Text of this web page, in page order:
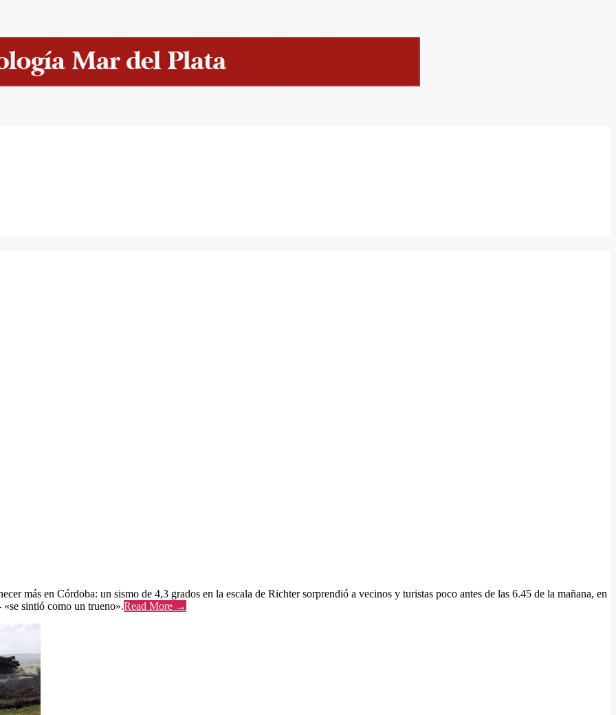
más en Córdoba: un sismo de 4,3 grados en la escala de Richter sorprendió a vecinos y turistas poco antes de las 6.45 de la mañana, en
«se sintió como un trueno».Read More →